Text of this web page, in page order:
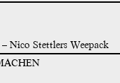
Nico Stettlers Weepack